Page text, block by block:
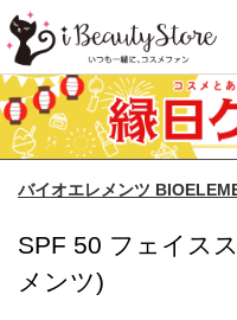
バイオエレメンツ
SPF 50 フェイス
メンツ)